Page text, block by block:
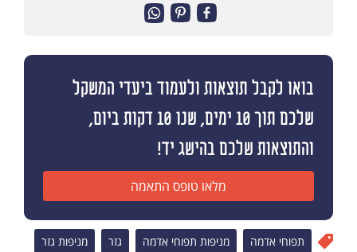
בואו לקבל תוצאות ולעמוד ביעדי המשקל
שלכם תוך 10 ימים, שנו 10 דקות ביום,
והתוצאות שלכם בהישג יד!
מלאו טופס התאמה
תפוחי אדמה מניפות תפוחי אדמה גזר מניפות גזר